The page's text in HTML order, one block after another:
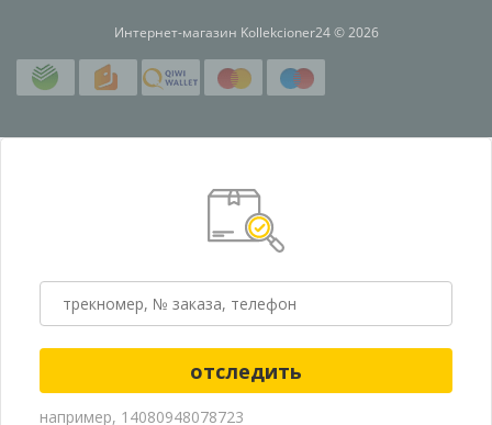
Интернет-магазин Kollekcioner24 © 2026